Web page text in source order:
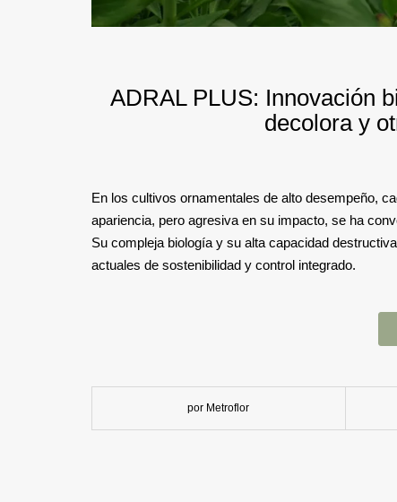
ADRAL PLUS: Innovación
decolora y
En los cultivos ornamentales de alto desempeño,
apariencia, pero agresiva en su impacto, se ha
Su compleja biología y su alta capacidad
actuales de sostenibilidad y control integrado.
por Metroflor